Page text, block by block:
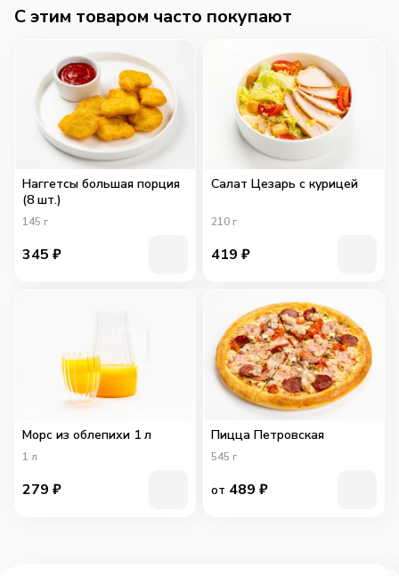
C этим товаром часто покупают
Наггетсы большая порция
(8 шт.)
145 г
345 ₽
Салат Цезарь с курицей
210 г
419 ₽
Морс из облепихи 1 л
1 л
279 ₽
Пицца Петровская
545 г
от 489 ₽